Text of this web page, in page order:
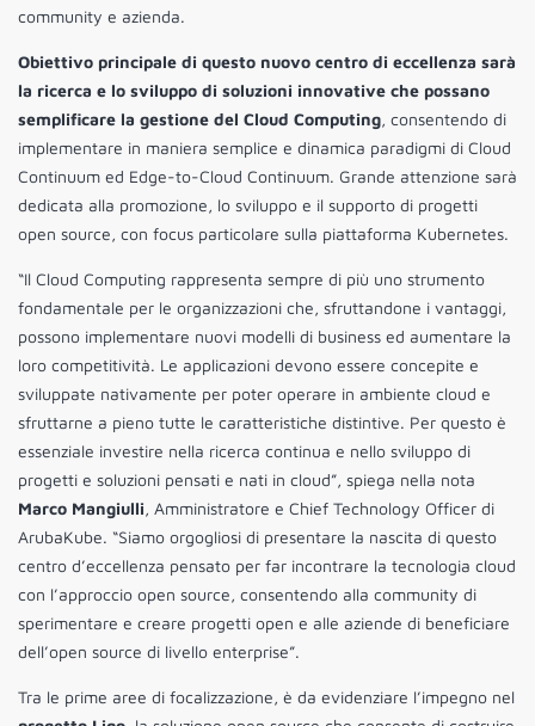
community e azienda.
Obiettivo principale di questo nuovo centro di eccellenza sarà
la ricerca e lo sviluppo di soluzioni innovative che possano
semplificare la gestione del Cloud Computing, consentendo di
implementare in maniera semplice e dinamica paradigmi di Cloud
Continuum ed Edge-to-Cloud Continuum. Grande attenzione sarà
dedicata alla promozione, lo sviluppo e il supporto di progetti
open source, con focus particolare sulla piattaforma Kubernetes.
“Il Cloud Computing rappresenta sempre di più uno strumento
fondamentale per le organizzazioni che, sfruttandone i vantaggi,
possono implementare nuovi modelli di business ed aumentare la
loro competitività. Le applicazioni devono essere concepite e
sviluppate nativamente per poter operare in ambiente cloud e
sfruttarne a pieno tutte le caratteristiche distintive. Per questo è
essenziale investire nella ricerca continua e nello sviluppo di
progetti e soluzioni pensati e nati in cloud”, spiega nella nota
Marco Mangiulli, Amministratore e Chief Technology Officer di
ArubaKube. “Siamo orgogliosi di presentare la nascita di questo
centro d’eccellenza pensato per far incontrare la tecnologia cloud
con l’approccio open source, consentendo alla community di
sperimentare e creare progetti open e alle aziende di beneficiare
dell’open source di livello enterprise”.
Tra le prime aree di focalizzazione, è da evidenziare l’impegno nel